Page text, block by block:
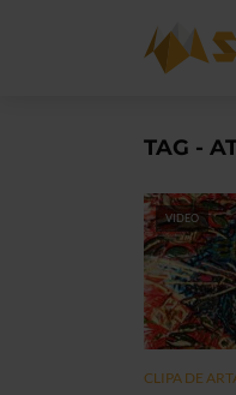
TAG -
VIDEO
CLIPA DE